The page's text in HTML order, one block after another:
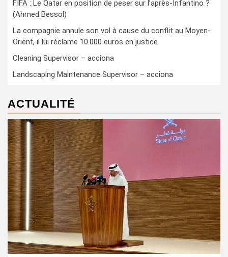
FIFA : Le Qatar en position de peser sur l’après-Infantino ?
(Ahmed Bessol)
La compagnie annule son vol à cause du conflit au Moyen-
Orient, il lui réclame 10.000 euros en justice
Cleaning Supervisor – acciona
Landscaping Maintenance Supervisor – acciona
ACTUALITÉ